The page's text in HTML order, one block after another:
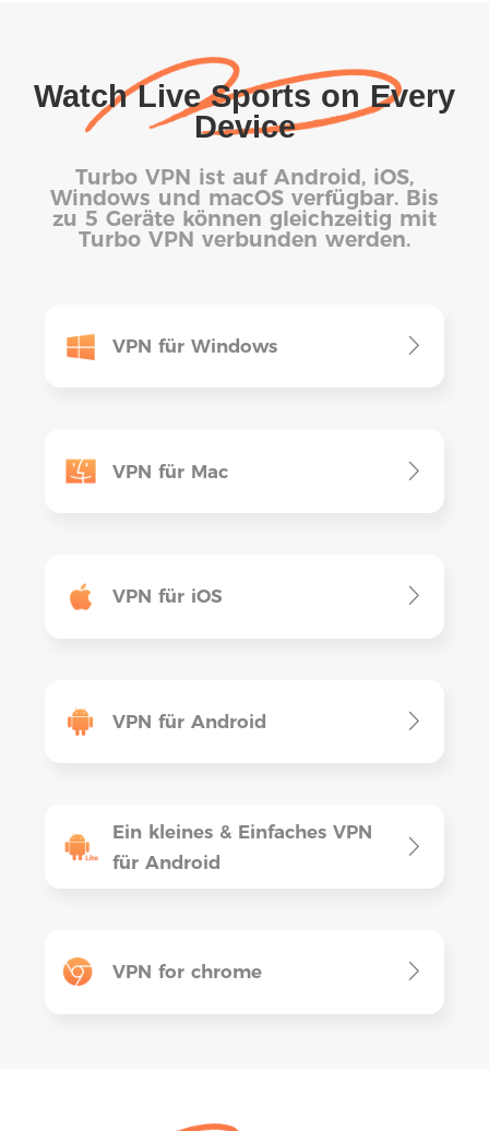
Watch Live Sports on Every
Device
Turbo VPN ist auf Android, iOS,
Windows und macOS verfügbar. Bis
zu 5 Geräte können gleichzeitig mit
Turbo VPN verbunden werden.
VPN für Windows
VPN für Mac
VPN für iOS
VPN für Android
Ein kleines & Einfaches VPN
für Android
VPN for chrome